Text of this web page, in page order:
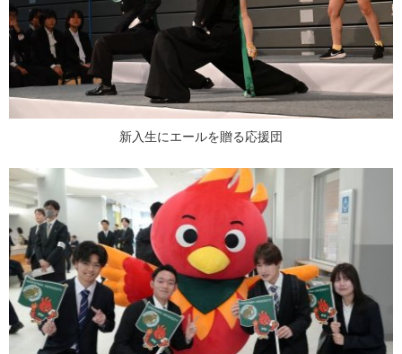
新入生にエールを贈る応援団